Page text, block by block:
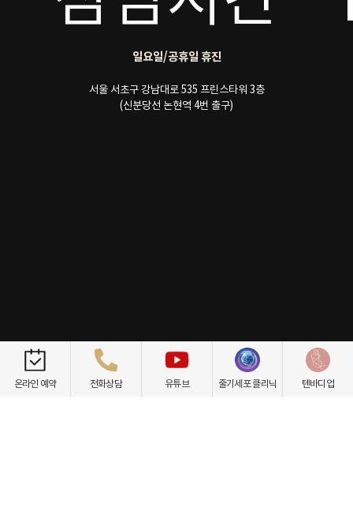
일요일/공휴일 휴진
서울 서초구 강남대로 535 프린스타워 3층
(신분당선 논현역 4번 출구)
개인정보취급방침 이용약관 환자권리장전 비급여항목
온라인 예약 전화상담 유튜브 줄기세포 클리닉 텐바디업